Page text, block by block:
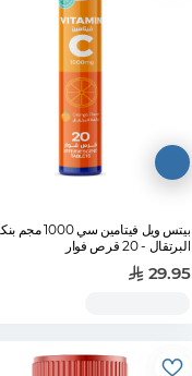
بيتس ويل فيتامين سي 1000
البرتقال - 20 قرص فوار
29.95